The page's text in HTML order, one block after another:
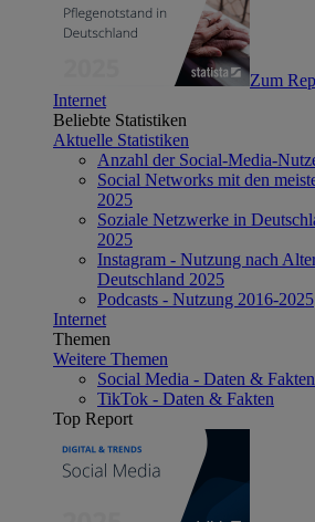
Zum
Internet
Beliebte Statistiken
Aktuelle Statistiken
Anzahl der Social-Media-
Social Networks mit den
2025
Soziale Netzwerke in
2025
Instagram - Nutzung nach
Deutschland 2025
Podcasts - Nutzung 2016-2025
Internet
Themen
Weitere Themen
Social Media - Daten & Fakten
TikTok - Daten & Fakten
Top Report